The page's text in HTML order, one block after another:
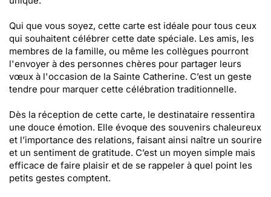
Qui que vous soyez, cette carte est idéale pour tous ceux
qui souhaitent célébrer cette date spéciale. Les amis, les
membres de la famille, ou même les collègues pourront
l'envoyer à des personnes chères pour partager leurs
vœux à l'occasion de la Sainte Catherine. C’est un geste
tendre pour marquer cette célébration traditionnelle.
Dès la réception de cette carte, le destinataire ressentira
une douce émotion. Elle évoque des souvenirs chaleureux
et l’importance des relations, faisant ainsi naître un sourire
et un sentiment de gratitude. C’est un moyen simple mais
efficace de faire plaisir et de se rappeler à quel point les
petits gestes comptent.